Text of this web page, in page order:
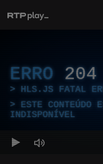
ERRO 204
HLS.JS FATAL
ESTE CONTEÚDO
INDISPONÍVEL